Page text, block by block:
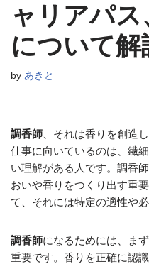
ャリアパ
について解
by あきと
調香師 、それは香りを創造
仕事に向いているのは、繊
い理解がある人です。調香
おいや香りをつくり出す重
て、それには特定の適性や
調香師になるためには、ま
重要です。香りを正確に認